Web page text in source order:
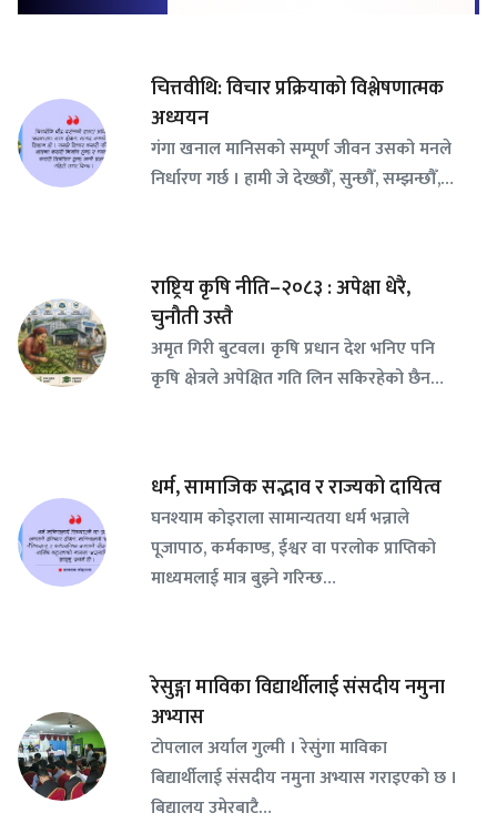
चित्तवीथि: विचार प्रक्रियाको विश्लेषणात्मक
अध्ययन
गंगा खनाल मानिसको सम्पूर्ण जीवन उसको मनले
निर्धारण गर्छ । हामी जे देख्छौँ, सुन्छौँ, सम्झन्छौँ,…
राष्ट्रिय कृषि नीति–२०८३ : अपेक्षा धेरै,
चुनौती उस्तै
अमृत गिरी बुटवल। कृषि प्रधान देश भनिए पनि
कृषि क्षेत्रले अपेक्षित गति लिन सकिरहेको छैन…
धर्म, सामाजिक सद्भाव र राज्यको दायित्व
घनश्याम कोइराला सामान्यतया धर्म भन्नाले
पूजापाठ, कर्मकाण्ड, ईश्वर वा परलोक प्राप्तिको
माध्यमलाई मात्र बुझ्ने गरिन्छ…
रेसुङ्गा माविका विद्यार्थीलाई संसदीय नमुना
अभ्यास
टोपलाल अर्याल गुल्मी । रेसुंगा माविका
बिद्यार्थीलाई संसदीय नमुना अभ्यास गराइएको छ ।
बिद्यालय उमेरबाटै…